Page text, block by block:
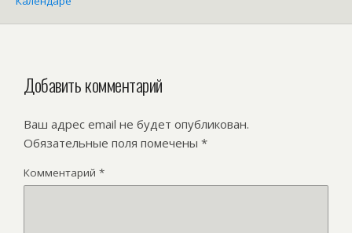
Добавить комментарий
Ваш адрес email не будет опубликован.
Обязательные поля помечены *
Комментарий *